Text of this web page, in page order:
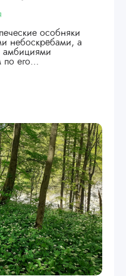
особняки
небоскрёбами, а
амбициями
его…